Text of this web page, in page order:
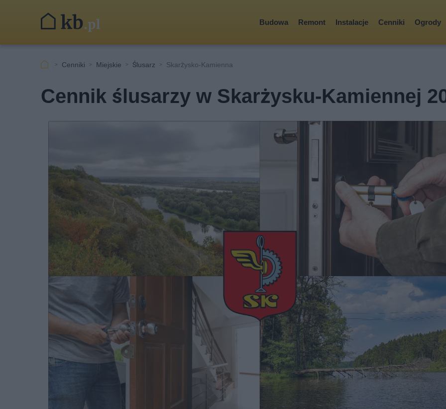
Budowa Remont Instalacje Cenniki Ogrody
Cenniki Miejskie Ślusarz Skarżysko-Kamienna
Cennik ślusarzy w Skarżysku-Kamiennej